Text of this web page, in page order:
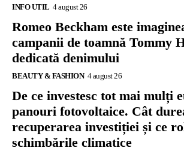
INFO UTIL 4 august 26
Romeo Beckham este
campanii de toamnă Tommy
dedicată denimului
BEAUTY & FASHION 4 august 26
De ce investesc tot mai mulți
panouri fotovoltaice. Cât
recuperarea investiției și ce
schimbările climatice